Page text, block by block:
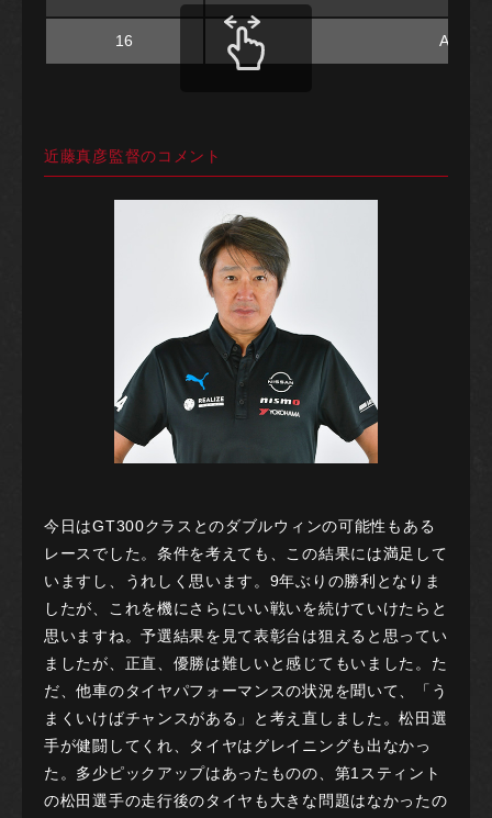
16 ARTA
近藤真彦監督のコメント
今日はGT300クラスとのダブルウィンの可能性もある
レースでした。条件を考えても、この結果には満足して
いますし、うれしく思います。9年ぶりの勝利となりま
したが、これを機にさらにいい戦いを続けていけたらと
思いますね。予選結果を見て表彰台は狙えると思ってい
ましたが、正直、優勝は難しいと感じてもいました。た
だ、他車のタイヤパフォーマンスの状況を聞いて、「う
まくいけばチャンスがある」と考え直しました。松田選
手が健闘してくれ、タイヤはグレイニングも出なかっ
た。多少ピックアップはあったものの、第1スティント
の松田選手の走行後のタイヤも大きな問題はなかったの